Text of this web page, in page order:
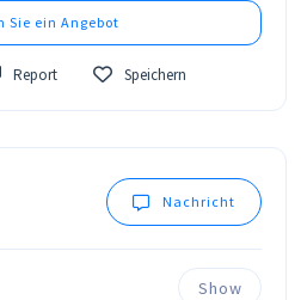
Sie ein Angebot
Report Speichern
Nachricht
Show